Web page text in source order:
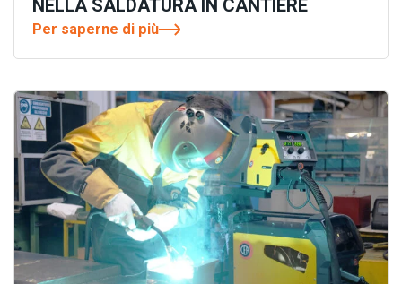
NELLA SALDATURA IN CANTIERE
Per saperne di più